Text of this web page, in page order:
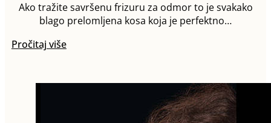
Ako tražite savršenu frizuru za odmor to je svakako
blago prelomljena kosa koja je perfektno…
Pročitaj više